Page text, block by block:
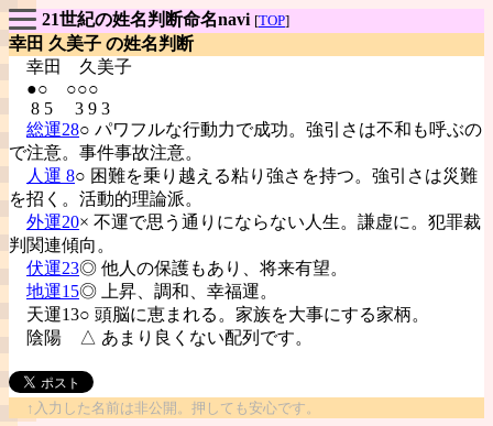
21世紀の姓名判断命名navi [TOP]
幸田 久美子 の姓名判断
幸田 久美子
●○ ○○○
8 5 3 9 3
総運28○ パワフルな行動力で成功。強引さは不和も呼ぶの
で注意。事件事故注意。
人運 8○ 困難を乗り越える粘り強さを持つ。強引さは災難
を招く。活動的理論派。
外運20× 不運で思う通りにならない人生。謙虚に。犯罪裁
判関連傾向。
伏運23◎ 他人の保護もあり、将来有望。
地運15◎ 上昇、調和、幸福運。
天運13○ 頭脳に恵まれる。家族を大事にする家柄。
陰陽
△ あまり良くない配列です。
↑入力した名前は非公開。押しても安心です。